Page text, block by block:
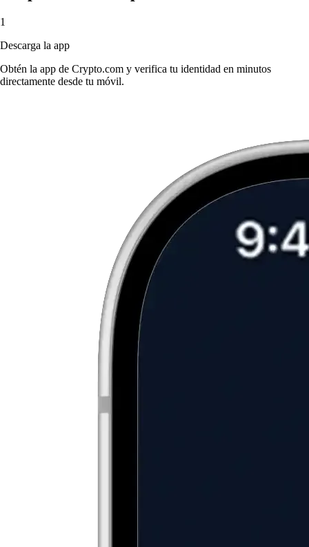
1
Descarga la app
Obtén la app de Crypto.com y verifica tu identidad en minutos
directamente desde tu móvil.